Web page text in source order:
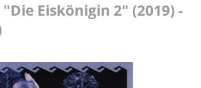
Eiskönigin 2" (2019) -